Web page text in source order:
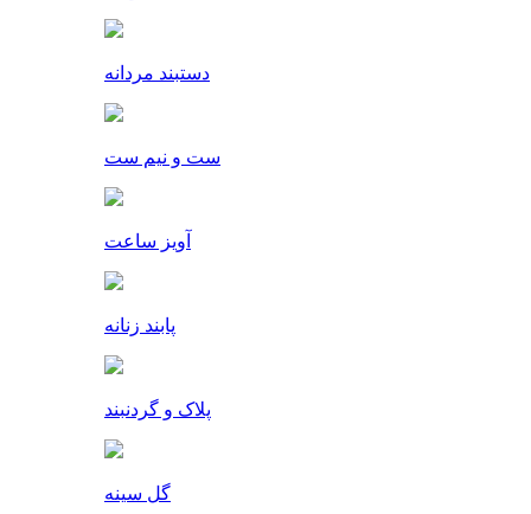
دستبند مردانه
ست و نیم ست
آویز ساعت
پابند زنانه
پلاک و گردنبند
گل سینه